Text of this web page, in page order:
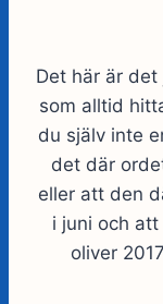
Det här är det
som alltid
du själv inte
det där
eller att den
i juni och
oliver